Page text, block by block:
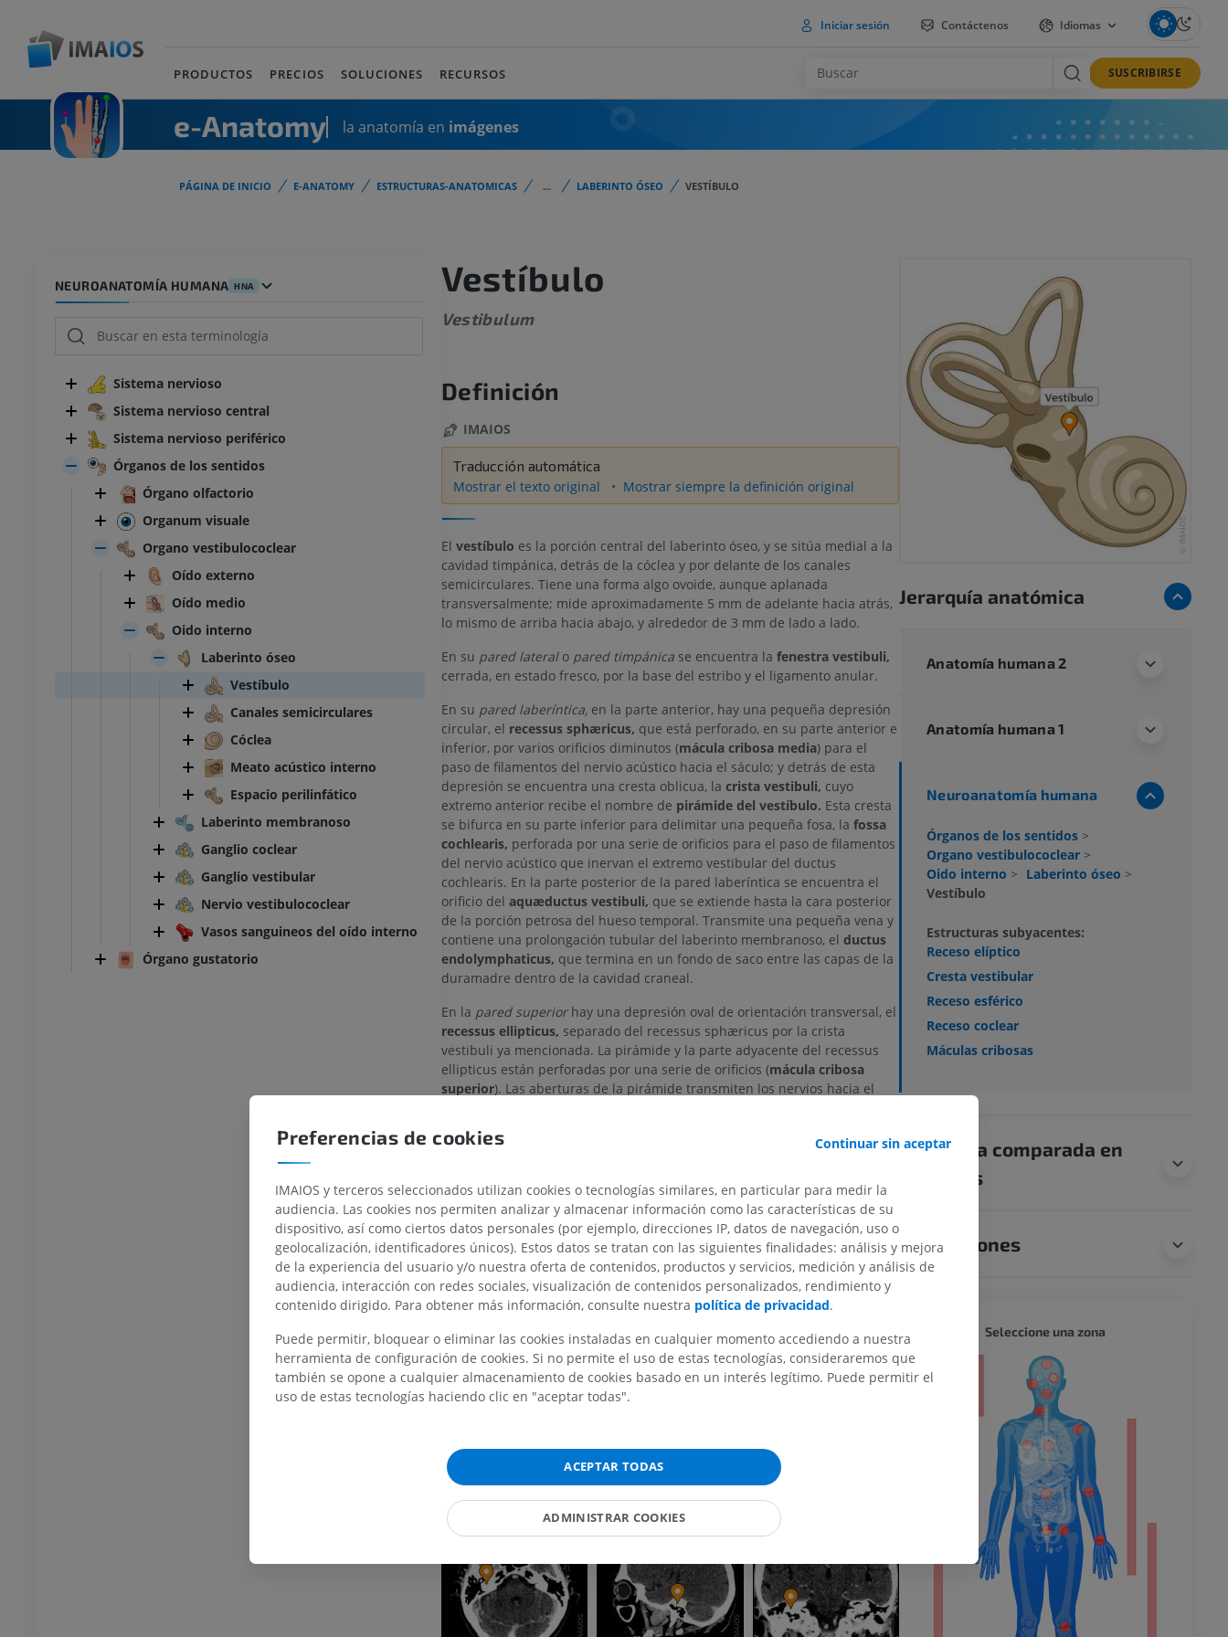
Iniciar sesión Contáctenos Idiomas
PRODUCTOS PRECIOS SOLUCIONES RECURSOS SUSCRIBIRSE
e-Anatomy la anatomía en imágenes
PÁGINA DE INICIO E-ANATOMY ESTRUCTURAS-ANATOMICAS ... LABERINTO ÓSEO VESTÍBULO
NEUROANATOMÍA HUMANA HNA
Sistema nervioso
Sistema nervioso central
Sistema nervioso periférico
Órganos de los sentidos
Órgano olfactorio
Organum visuale
Organo vestibulococlear
Oído externo
Oído medio
Oido interno
Laberinto óseo
Vestíbulo
Canales semicirculares
Cóclea
Meato acústico interno
Espacio perilinfático
Laberinto membranoso
Ganglio coclear
Ganglio vestibular
Nervio vestibulococlear
Vasos sanguineos del oído interno
Órgano gustatorio
Vestíbulo
Vestibulum
Definición
IMAIOS
Traducción automática
Mostrar el texto original
Mostrar siempre la definición original
El vestíbulo es la porción central del laberinto óseo, y se sitúa medial a la
cavidad timpánica, detrás de la cóclea y por delante de los canales
semicirculares. Tiene una forma algo ovoide, aunque aplanada
transversalmente; mide aproximadamente 5 mm de adelante hacia atrás,
lo mismo de arriba hacia abajo, y alrededor de 3 mm de lado a lado.
En su pared lateralo pared timpánicase encuentra la fenestra vestibuli,
cerrada, en estado fresco, por la base del estribo y el ligamento anular.
En su pared laberíntica,en la parte anterior, hay una pequeña depresión
circular, el recessus sphæricus, que está perforado, en su parte anterior e
inferior, por varios orificios diminutos (mácula cribosa media) para el
paso de filamentos del nervio acústico hacia el sáculo; y detrás de esta
depresión se encuentra una cresta oblicua, la crista vestibuli, cuyo
extremo anterior recibe el nombre de pirámide del vestíbulo. Esta cresta
se bifurca en su parte inferior para delimitar una pequeña fosa, la fossa
cochlearis, perforada por una serie de orificios para el paso de filamentos
del nervio acústico que inervan el extremo vestibular del ductus
cochlearis. En la parte posterior de la pared laberíntica se encuentra el
orificio del aquæductus vestibuli, que se extiende hasta la cara posterior
de la porción petrosa del hueso temporal. Transmite una pequeña vena y
contiene una prolongación tubular del laberinto membranoso, el ductus
endolymphaticus, que termina en un fondo de saco entre las capas de la
duramadre dentro de la cavidad craneal.
En la pared superiorhay una depresión oval de orientación transversal, el
recessus ellipticus, separado del recessus sphæricus por la crista
vestibuli ya mencionada. La pirámide y la parte adyacente del recessus
ellipticus están perforadas por una serie de orificios (mácula cribosa
superior). Las aberturas de la pirámide transmiten los nervios hacia el
Por delantehay una abertura elíptica (orificio interno del canalículo
coclear), que comunica con la rampa vestibular de la cóclea.
¿La traducción es incorrecta? REPORTAR
Referencias
This definition incorporates text from a public domain edition of Gray's Anatomy (20th U.S.
edition of Gray's Anatomy of the Human Body, published in 1918 – from
http://www.bartleby.com/107/).
Galería
Jerarquía anatómica
Anatomía humana 2
Anatomía humana 1
Neuroanatomía humana
Órganos de los sentidos >
Organo vestibulococlear >
Oido interno > Laberinto óseo >
Vestíbulo
Estructuras subyacentes:
Receso elíptico
Cresta vestibular
Receso esférico
Receso coclear
Máculas cribosas
Anatomía comparada en
animales
Traducciones
IRM normal del tobillo IRM del miembro superior
IRM
PREMIUM
IRM
PREMIUM
IRM del codo
Miembro inferior
Radiografías del miembro
inferior
Radiografía
IRM del miembro inferior
IRM
PREMIUM
Seleccione una zona
Preferencias de cookies Continuar sin aceptar
IMAIOS y terceros seleccionados utilizan cookies o tecnologías similares, en particular para medir la
audiencia. Las cookies nos permiten analizar y almacenar información como las características de su
dispositivo, así como ciertos datos personales (por ejemplo, direcciones IP, datos de navegación, uso o
geolocalización, identificadores únicos). Estos datos se tratan con las siguientes finalidades: análisis y mejora
de la experiencia del usuario y/o nuestra oferta de contenidos, productos y servicios, medición y análisis de
audiencia, interacción con redes sociales, visualización de contenidos personalizados, rendimiento y
contenido dirigido. Para obtener más información, consulte nuestra política de privacidad.
Puede permitir, bloquear o eliminar las cookies instaladas en cualquier momento accediendo a nuestra
herramienta de configuración de cookies. Si no permite el uso de estas tecnologías, consideraremos que
también se opone a cualquier almacenamiento de cookies basado en un interés legítimo. Puede permitir el
uso de estas tecnologías haciendo clic en "aceptar todas".
ACEPTAR TODAS
ADMINISTRAR COOKIES